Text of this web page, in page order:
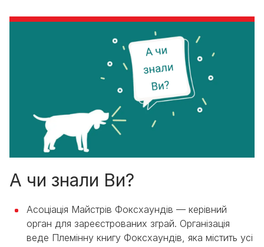
А чи знали Ви?
Асоціація Майстрів Фоксхаундів — керівний
орган для зареєстрованих зграй. Організація
веде Племінну книгу Фоксхаундів, яка містить усі